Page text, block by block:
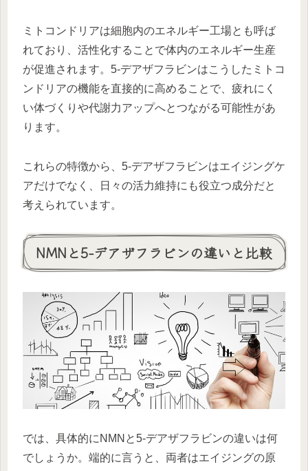
ミトコンドリアは細胞内のエネルギー工場とも呼ば
れており、活性化することで体内のエネルギー生産
が促進されます。5-デアザフラビンはこうしたミトコ
ンドリアの機能を直接的に高めることで、疲れにく
い体づくりや代謝力アップへとつながる可能性があ
ります。
これらの特徴から、5-デアザフラビンはエイジングケ
アだけでなく、日々の活力維持にも役立つ成分だと
考えられています。
NMNと5-デアザフラビンの違いと比較
では、具体的にNMNと5-デアザフラビンの違いは何
でしょうか。端的に言うと、両者はエイジングの原